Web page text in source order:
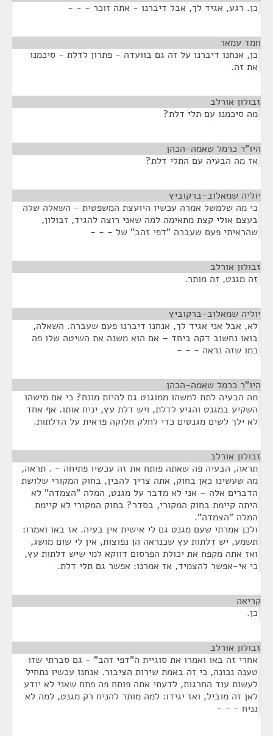
כן. רגע, אגיד לך, אבל דיברנו - אתה זוכר - - -
חמד עמאר
כן, אנחנו דיברנו על זה גם בוועדה - פתרון לדלת - סיכמנו
את זה.
זבולון אורלב
מה סיכמנו עם תלי דלת?
היו"ר כרמל שאמה-הכהן
אז מה הבעיה עם התלי דלת?
יוליה שמאלוב-ברקוביץ
כי מה שלמשל אמרה עכשיו היועצת המשפטית - השאלה שלה
בעצם אולי קצת מתאימה למה שאני רוצה להגיד, זבולון,
שהראיתי פעם שעברה "דפי זהב" של - - -
זבולון אורלב
זה מגנט, זה מותר.
יוליה שמאלוב-ברקוביץ
לא, אבל אני אגיד לך, אנחנו דיברנו פעם שעברה. השאלה,
בואו נחשוב דקה ביחד – אם הוא משנה את השיטה שלו פה
כמו שזה נראה - - -
היו"ר כרמל שאמה-הכהן
מה הבעיה לתת למשהו ממוגנט גם להיות מונח? כי אם מישהו
השקיע במגנט והגיע לדלת, ויש דלת עץ, יניח אותו. אף אחד
לא ילך לשים מגנטים כדי לחלק חלוקה פראית על הדלתות.
זבולון אורלב
תראה, הבעיה פה שאתה פותח את זה עכשיו פתיחה - . תראה,
מה שעשינו כאן בחוק, אתה צריך להבין, בחוק המקורי שלושת
הדברים אלה – אני לא מדבר על מגנט, המלה "הצמדה" לא
היתה קיימת בחוק המקורי, בסדר? בחוק המקורי לא קיימת
המלה "הצמדה".
ולכן אמרתי שעם מגנט גם לי אישית אין בעיה. אז באו ואמרו:
תשמע, יש דלתות עץ שכנראה הן נפוצות, אין לי שום מושג,
ואז אתה מקפח את יכולת הפרסום דווקא למי שיש דלתות עץ,
כי אי-אפשר להצמיד, אז אמרנו: אפשר גם תלי דלת.
קריאה
כן.
זבולון אורלב
אחרי זה באו ואמרו את סוגיית ה"דפי זהב" - גם סברתי שזו
טענה נכונה, כי זה באמת שירות הציבור. אנחנו עכשיו נתחיל
לעשות עוד החרגות, לדעתי אתה פותח פה פתח שאני לא יודע
לאן זה מוביל, ואז יגידו: למה מותר להניח רק מגנט, למה לא
נניח - - -